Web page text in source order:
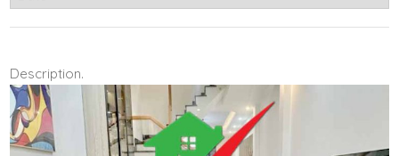
Description.